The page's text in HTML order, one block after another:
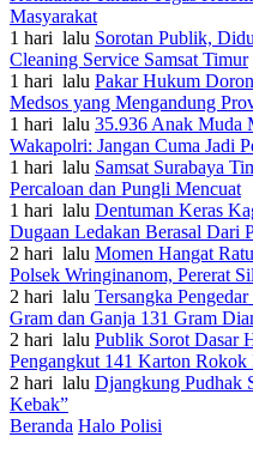
Masyarakat
1 hari lalu Sorotan Publik,
Cleaning Service Samsat Timur
1 hari lalu Pakar Hukum
Medsos yang Mengandung
1 hari lalu 35.936 Anak Muda
Wakapolri: Jangan Cuma Jadi
1 hari lalu Samsat Surabaya
Percaloan dan Pungli Mencuat
1 hari lalu Dentuman Keras
Dugaan Ledakan Berasal Dari
2 hari lalu Momen Hangat
Polsek Wringinanom, Pererat
2 hari lalu Tersangka
Gram dan Ganja 131 Gram
2 hari lalu Publik Sorot Dasar
Pengangkut 141 Karton Rokok
2 hari lalu Djangkung Pudhak
Kebak”
Beranda Halo Polisi